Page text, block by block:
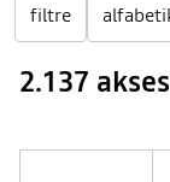
filtre
2.137